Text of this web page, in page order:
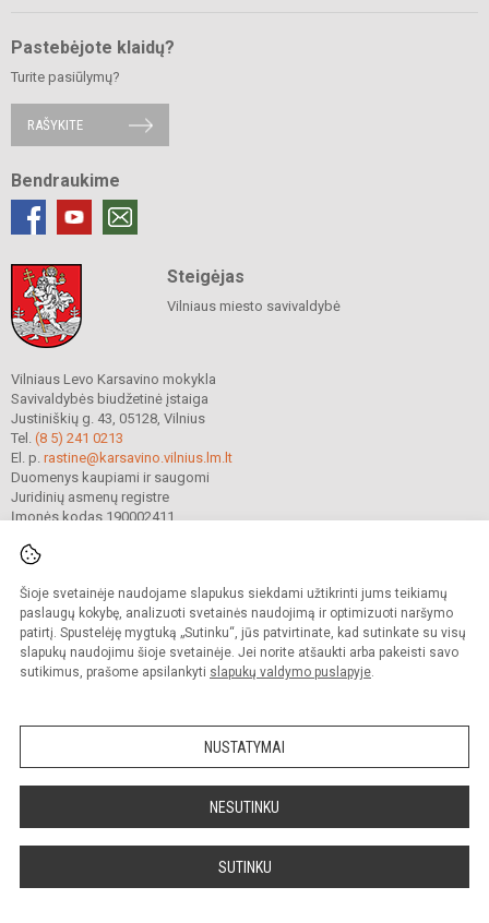
Šioje svetainėje naudojame slapukus siekdami užtikrinti jums teikiamų
paslaugų kokybę, analizuoti svetainės naudojimą ir optimizuoti naršymo
patirtį. Spustelėję mygtuką „Sutinku“, jūs patvirtinate, kad sutinkate su visų
slapukų naudojimu šioje svetainėje. Jei norite atšaukti arba pakeisti savo
sutikimus, prašome apsilankyti slapukų valdymo puslapyje.
NUSTATYMAI
NESUTINKU
SUTINKU
Pastebėjote klaidų?
Turite pasiūlymų?
RAŠYKITE
Bendraukime
Steigėjas
Vilniaus miesto savivaldybė
Vilniaus Levo Karsavino mokykla
Savivaldybės biudžetinė įstaiga
Justiniškių g. 43, 05128, Vilnius
Tel. (8 5) 241 0213
El. p. rastine@karsavino.vilnius.lm.lt
Duomenys kaupiami ir saugomi
Juridinių asmenų registre
Įmonės kodas 190002411
© 2022. Vilniaus Levo Karsavino mokykla. Visos teisės saugomos.
Kopijuoti turinį be raštiško gimnazijos sutikimo griežtai draudžiama.
Prieinamumo paraiška Slapukų valdymas
Sumanus būdas atnaujinti